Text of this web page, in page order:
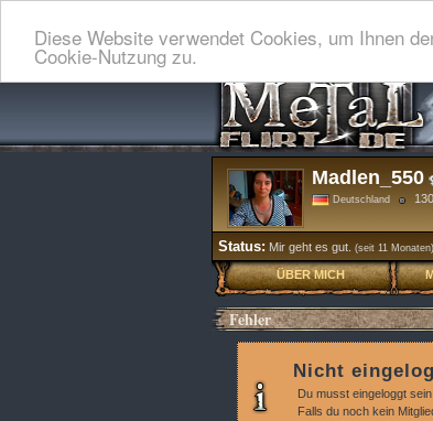
Diese Website verwendet Cookies, um Ihnen
Cookie-Nutzung zu.
Madlen_550
Deutschland
Status: Mir geht es gut. (seit 11 Monaten)
ÜBER MICH
Fehler
Nicht
Du musst eingeloggt
Falls du noch kein